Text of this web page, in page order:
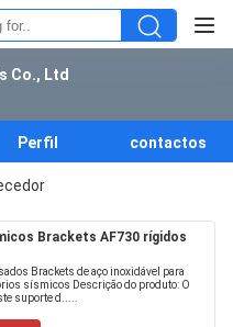
Co., Ltd
Perfil contactos
Brackets AF730 rígidos
Brackets de aço inoxidável para
sísmicos Descrição do produto: O
suporte d.....